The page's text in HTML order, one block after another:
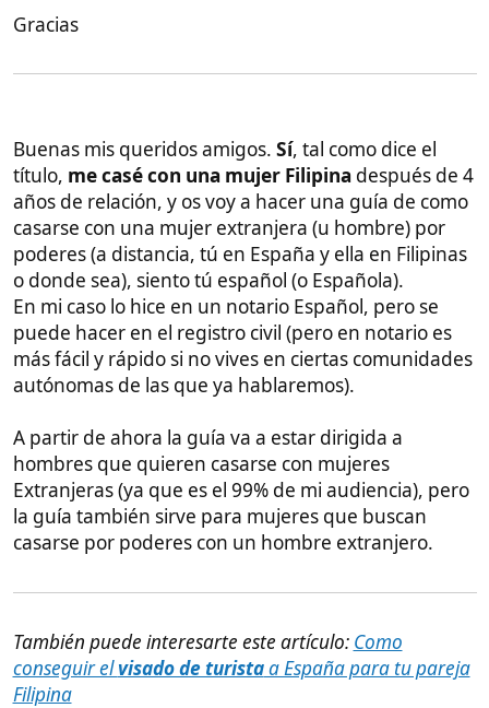
En mi caso lo hice en un notario Español, pero se
más fácil y rápido si no vives en ciertas comunidades
A partir de ahora la guía va a estar dirigida a
hombres que quieren casarse con mujeres
Extranjeras (ya que es el 99% de mi audiencia), pero
la guía también sirve para mujeres que buscan
casarse por poderes con un hombre extranjero.
También puede interesarte este artículo:Como
conseguir elvisado de turistaa España para tu pareja
Filipina
Asesoría complementaria
Nota: Contáctamehaciéndote miembro de
Patreonpara recibir orientación personalizada,
resolver algunas dudas por WhatsApp, acceder a un
grupo de WhatsApp dedicado a estos temas, donde
avanzando, o incluso yo que ya lo conseguí.
completamente oficial, que por menos de 100€ os
traducirá todos los documentos en unos 3 días.